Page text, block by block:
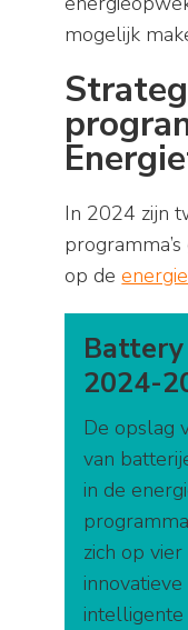
mogelijk
In 2024 zijn
op de
2024-
De opslag
van
in de
zich op
intelligente